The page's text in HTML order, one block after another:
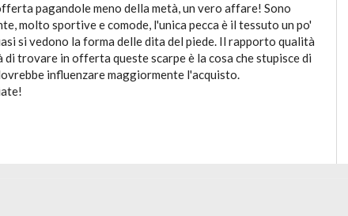
pagandole meno della metà, un vero affare! Sono
molto sportive e comode, l'unica pecca è il tessuto un po'
si vedono la forma delle dita del piede. Il rapporto qualità
trovare in offerta queste scarpe è la cosa che stupisce di
influenzare maggiormente l'acquisto.